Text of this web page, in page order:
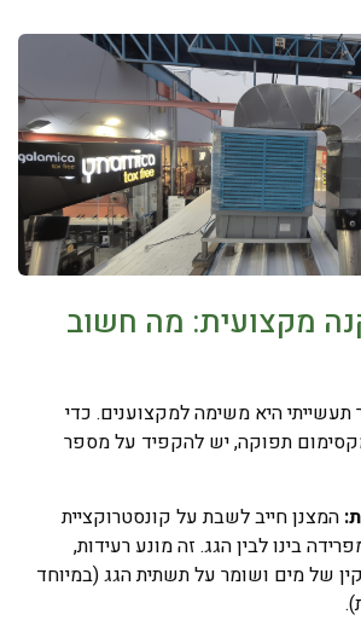
מקצועית: מה חשוב
תעשייתי היא משימה למקצוענים. כדי
תפוקה, יש להקפיד על מספר
המצנן חייב לשבת על קונסטרוקציית
בינו לבין הגג. זה מונע רעידות,
של מים ושומר על תשתית הגג (במיוחד